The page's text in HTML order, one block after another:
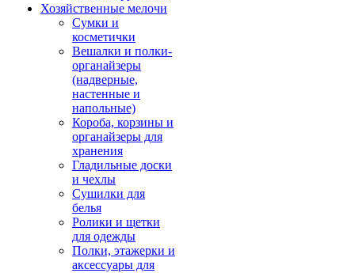
Хозяйственные мелочи
Сумки и
косметички
Вешалки и полки-
органайзеры
(надверные,
настенные и
напольные)
Короба, корзины и
органайзеры для
хранения
Гладильные доски
и чехлы
Сушилки для
белья
Ролики и щетки
для одежды
Полки, этажерки и
аксессуары для